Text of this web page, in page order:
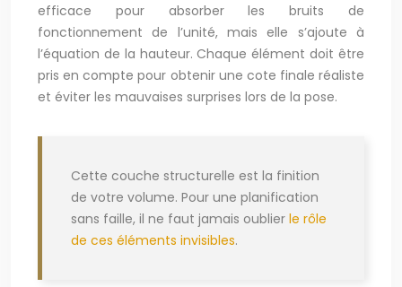
efficace pour absorber les bruits de
fonctionnement de l’unité, mais elle s’ajoute à
l’équation de la hauteur. Chaque élément doit être
pris en compte pour obtenir une cote finale réaliste
et éviter les mauvaises surprises lors de la pose.
Cette couche structurelle est la finition
de votre volume. Pour une planification
sans faille, il ne faut jamais oublier le rôle
de ces éléments invisibles.